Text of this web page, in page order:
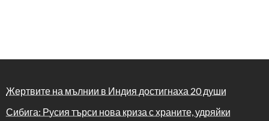
Жертвите на мълнии в Индия достигнаха 20 души
Сибига: Русия търси нова криза с храните, удряйки